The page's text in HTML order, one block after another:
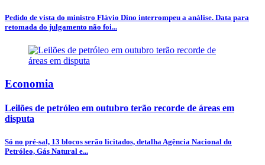
Pedido de vista do ministro Flávio Dino interrompeu a análise. Data para
retomada do julgamento não foi...
Economia
Leilões de petróleo em outubro terão recorde de áreas em
disputa
Só no pré-sal, 13 blocos serão licitados, detalha Agência Nacional do
Petróleo, Gás Natural e...